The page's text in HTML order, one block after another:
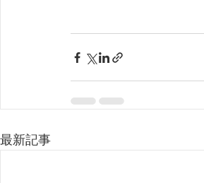
最新記事